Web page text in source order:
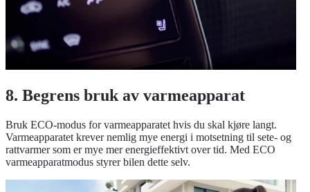
8. Begrens bruk av varmeapparat
Bruk ECO-modus for varmeapparatet hvis du skal kjøre langt.
Varmeapparatet krever nemlig mye energi i motsetning til sete- og
rattvarmer som er mye mer energieffektivt over tid. Med ECO
varmeapparatmodus styrer bilen dette selv.